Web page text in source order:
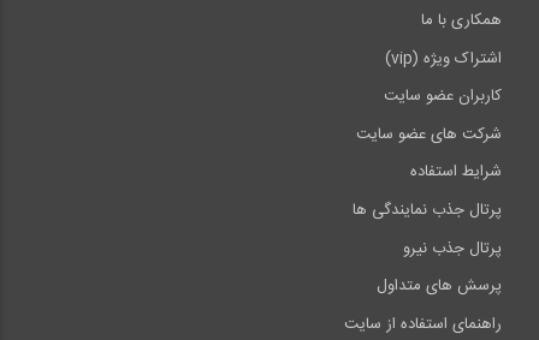
همکاری با ما
اشتراک ویژه (vip)
کاربران عضو سایت
شرکت های عضو سایت
شرایط استفاده
پرتال جذب نمایندگی ها
پرتال جذب نیرو
پرسش های متداول
راهنمای استفاده از سایت